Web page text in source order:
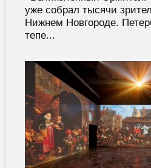
уже собрал тысячи
Нижнем Новгороде.
тепе...